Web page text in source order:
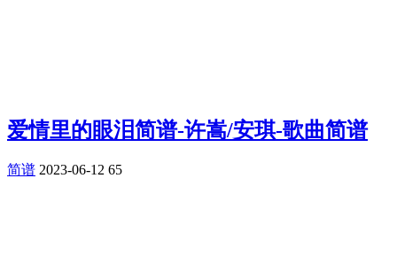
爱情里的眼泪简谱-许嵩/安琪-歌曲简谱
简谱 2023-06-12 65